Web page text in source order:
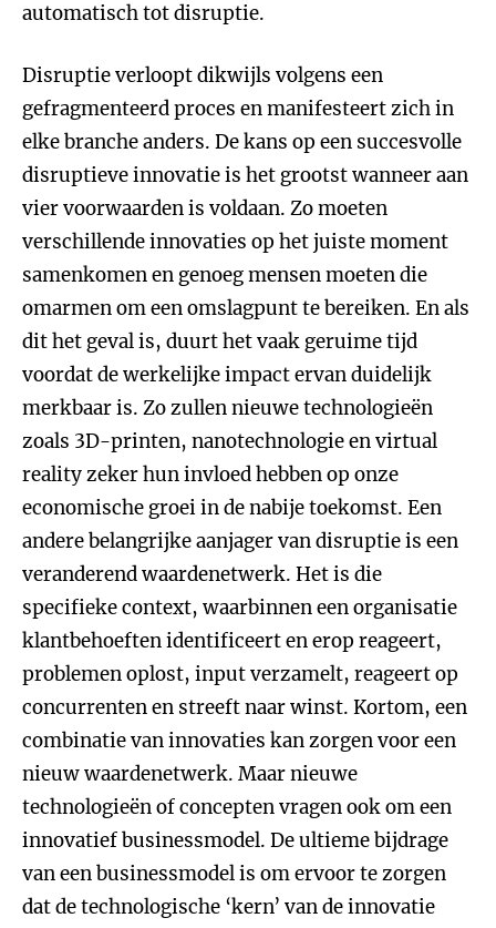
automatisch tot disruptie.
Disruptie verloopt dikwijls volgens een
gefragmenteerd proces en manifesteert zich in
elke branche anders. De kans op een succesvolle
disruptieve innovatie is het grootst wanneer aan
vier voorwaarden is voldaan. Zo moeten
verschillende innovaties op het juiste moment
samenkomen en genoeg mensen moeten die
omarmen om een omslagpunt te bereiken. En als
dit het geval is, duurt het vaak geruime tijd
voordat de werkelijke impact ervan duidelijk
merkbaar is. Zo zullen nieuwe technologieën
zoals 3D-printen, nanotechnologie en virtual
reality zeker hun invloed hebben op onze
economische groei in de nabije toekomst. Een
andere belangrijke aanjager van disruptie is een
veranderend waardenetwerk. Het is die
specifieke context, waarbinnen een organisatie
klantbehoeften identificeert en erop reageert,
problemen oplost, input verzamelt, reageert op
concurrenten en streeft naar winst. Kortom, een
combinatie van innovaties kan zorgen voor een
nieuw waardenetwerk. Maar nieuwe
technologieën of concepten vragen ook om een
innovatief businessmodel. De ultieme bijdrage
van een businessmodel is om ervoor te zorgen
dat de technologische ‘kern’ van de innovatie